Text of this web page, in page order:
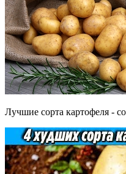
Лучшие сорта картофеля -